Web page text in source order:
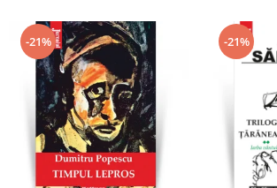
-21% -21%